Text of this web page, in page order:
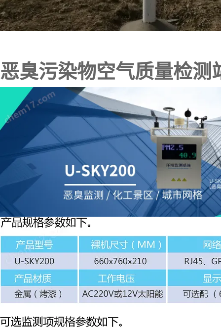
恶臭污染物空气质量检测